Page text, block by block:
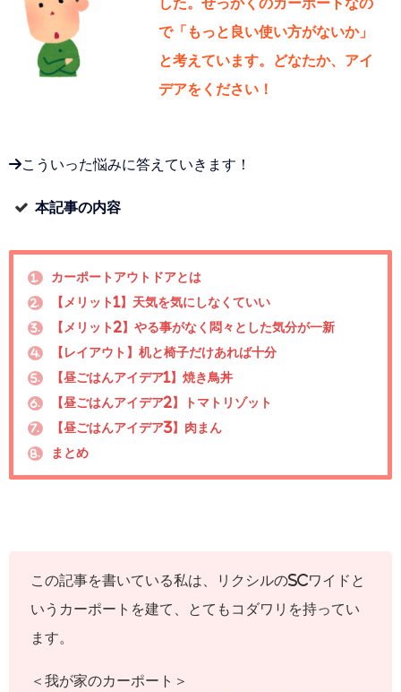
で「もっと良い使い方がないか」
と考えています。どなたか、アイ
デアをください！
→こういった悩みに答えていきます！
本記事の内容
1. カーポートアウトドアとは
2. 【メリット1】天気を気にしなくていい
3. 【メリット2】やる事がなく悶々とした気分が一新
4. 【レイアウト】机と椅子だけあれば十分
5. 【昼ごはんアイデア1】焼き鳥丼
6. 【昼ごはんアイデア2】トマトリゾット
7. 【昼ごはんアイデア3】肉まん
8. まとめ
この記事を書いている私は、リクシルのSCワイドと
いうカーポートを建て、とてもコダワリを持ってい
ます。
＜我が家のカーポート＞